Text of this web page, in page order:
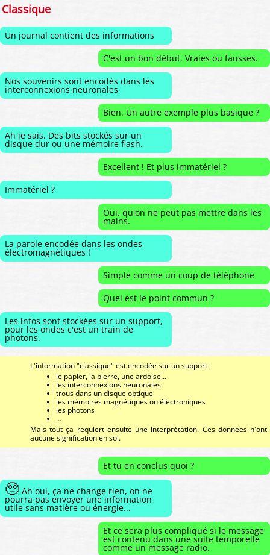
Classique
Un journal contient des informations
C'est un bon début. Vraies ou fausses.
Nos souvenirs sont encodés dans les
interconnexions neuronales
Bien. Un autre exemple plus basique ?
Ah je sais. Des bits stockés sur un
disque dur ou une mémoire flash.
Excellent ! Et plus immatériel ?
Immatériel ?
Oui, qu'on ne peut pas mettre dans les
mains.
La parole encodée dans les ondes
électromagnétiques !
Simple comme un coup de téléphone
Quel est le point commun ?
Les infos sont stockées sur un support,
pour les ondes c'est un train de
photons.
L'information "classique" est encodée sur un support :
le papier, la pierre, une ardoise...
les interconnexions neuronales
trous dans un disque optique
les mémoires magnétiques ou électroniques
les photons
...
Mais tout ça requiert ensuite une interprètation. Ces données n'ont
aucune signification en soi.
Et tu en conclus quoi ?
🥺 Ah oui, ça ne change rien, on ne
pourra pas envoyer une information
utile sans matière ou énergie...
Et ce sera plus compliqué si le message
est contenu dans une suite temporelle
comme un message radio.